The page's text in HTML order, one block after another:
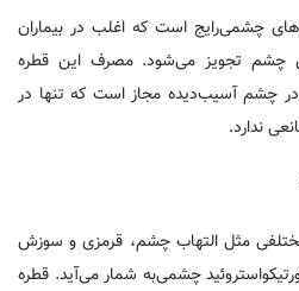
چشمی‌رایج است که اغلب در بیماران
چشم تجویز می‌شود. مصرف این قطره
حداکثر 1-2 قطره در چشم آسیب‌دیده مجاز است که تنها در
ندارد.
مختلفی مثل التهاب چشم، قرمزی و سوزش
چشمی‌به شمار می‌آید. قطره